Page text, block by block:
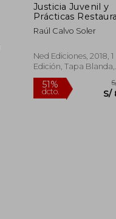
Justicia Juvenil y
Prácticas
Trazos Para el
de Programas y
Raúl Calvo Soler
Ned Ediciones, 2018, 1
Edición, Tapa Blanda,
Nuevo